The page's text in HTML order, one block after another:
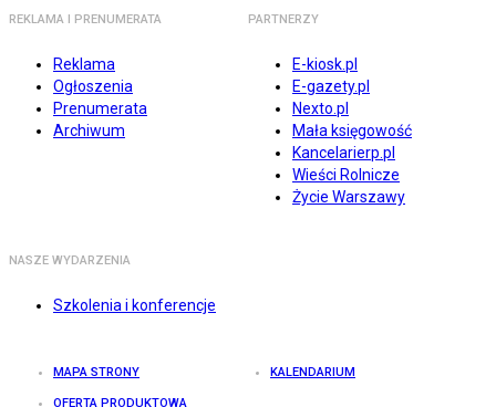
REKLAMA I PRENUMERATA
Reklama
Ogłoszenia
Prenumerata
Archiwum
PARTNERZY
E-kiosk.pl
E-gazety.pl
Nexto.pl
Mała księgowość
Kancelarierp.pl
Wieści Rolnicze
Życie Warszawy
NASZE WYDARZENIA
Szkolenia i konferencje
MAPA STRONY KALENDARIUM
OFERTA PRODUKTOWA